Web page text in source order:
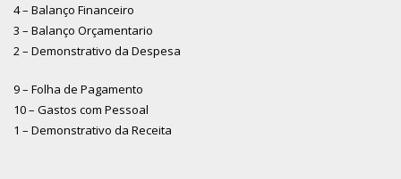
4 – Balanço Financeiro
3 – Balanço Orçamentario
2 – Demonstrativo da Despesa
9 – Folha de Pagamento
10 – Gastos com Pessoal
1 – Demonstrativo da Receita